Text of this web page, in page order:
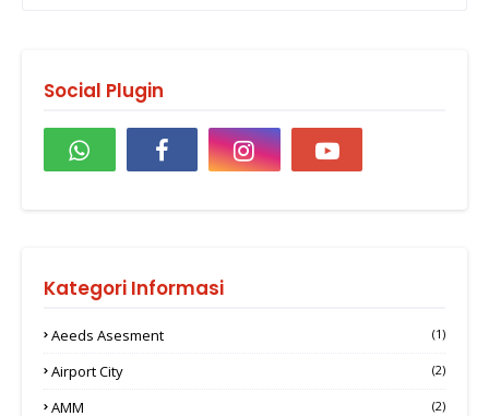
Social Plugin
Kategori Informasi
Aeeds Asesment (1)
Airport City (2)
AMM (2)